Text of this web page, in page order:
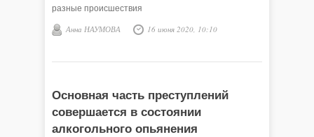
разные происшествия
Анна НАУМОВА 16 июня 2020, 10:10
Основная часть преступлений
совершается в состоянии
алкогольного опьянения